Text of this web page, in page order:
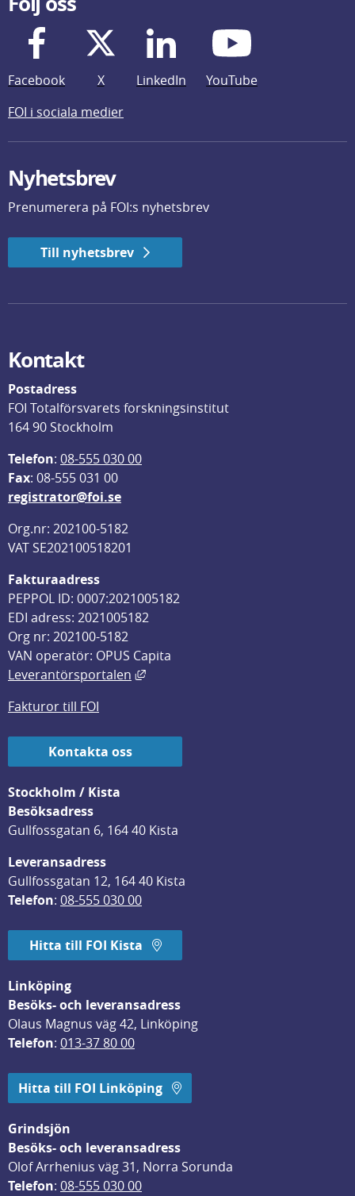
Facebook X LinkedIn
YouTube
FOI i sociala medier
Nyhetsbrev
Prenumerera på FOI:s nyhetsbrev
Till nyhetsbrev
Kontakt
Postadress
FOI Totalförsvarets forskningsinstitut
164 90 Stockholm
Telefon: 08-555 030 00
Fax: 08-555 031 00
registrator@foi.se
Org.nr: 202100-5182
VAT SE202100518201
Fakturaadress
PEPPOL ID: 0007:2021005182
EDI adress: 2021005182
Org nr: 202100-5182
VAN operatör: OPUS Capita
Leverantörsportalen
Länk till annan webbplats, öppnas
Fakturor till FOI
Kontakta oss
Stockholm / Kista
Besöksadress
Gullfossgatan 6, 164 40 Kista
Leveransadress
Gullfossgatan 12, 164 40 Kista
Telefon: 08-555 030 00
Hitta till FOI Kista
Linköping
Besöks- och leveransadress
Olaus Magnus väg 42, Linköping
Telefon: 013-37 80 00
Hitta till FOI Linköping
Grindsjön
Besöks- och leveransadress
Olof Arrhenius väg 31, Norra Sorunda
Telefon: 08-555 030 00